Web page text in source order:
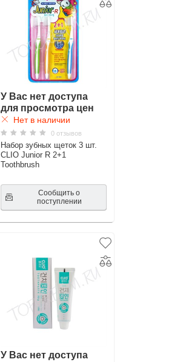
У Вас нет доступа
для просмотра цен
Нет в наличии
0 отзывов
Набор зубных щеток 3 шт.
CLIO Junior R 2+1
Toothbrush
Сообщить о
поступлении
У Вас нет доступа